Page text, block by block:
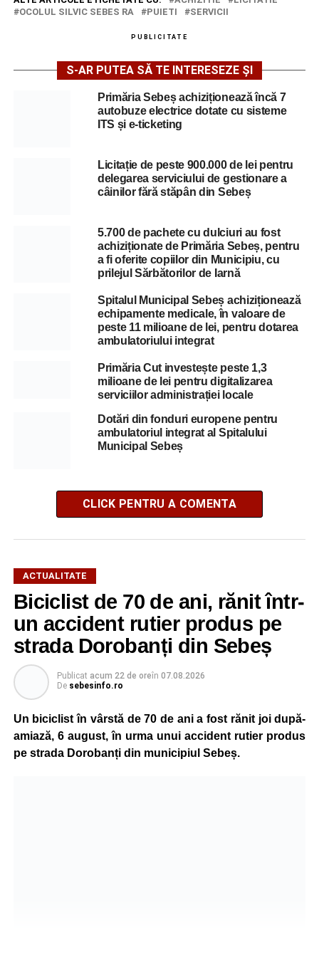
OCOLUL SILVIC SEBES RA
PUIETI SERVICII
PUBLICITATE
S-AR PUTEA SĂ TE INTERESEZE ȘI
Primăria Sebeș achiziționează încă 7
autobuze electrice dotate cu sisteme
ITS și e-ticketing
Licitație de peste 900.000 de lei pentru
delegarea serviciului de gestionare a
câinilor fără stăpân din Sebeș
5.700 de pachete cu dulciuri au fost
achiziționate de Primăria Sebeș, pentru
a fi oferite copiilor din Municipiu, cu
prilejul Sărbătorilor de Iarnă
Spitalul Municipal Sebeș achiziționează
echipamente medicale, în valoare de
peste 11 milioane de lei, pentru dotarea
ambulatoriului integrat
Primăria Cut investește peste 1,3
milioane de lei pentru digitalizarea
serviciilor administrației locale
Dotări din fonduri europene pentru
ambulatoriul integrat al Spitalului
Municipal Sebeș
CLICK PENTRU A COMENTA
ACTUALITATE
Biciclist de 70 de ani, rănit într-
un accident rutier produs pe
strada Dorobanți din Sebeș
Publicat acum 22 de oreîn 07.08.2026
De sebesinfo.ro
Un biciclist în vârstă de 70 de ani a fost rănit joi după-
amiază, 6 august, în urma unui accident rutier produs
pe strada Dorobanți din municipiul Sebeș.